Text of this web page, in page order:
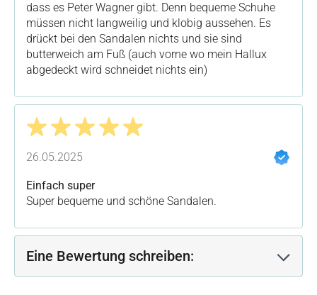
dass es Peter Wagner gibt. Denn bequeme Schuhe
müssen nicht langweilig und klobig aussehen. Es
drückt bei den Sandalen nichts und sie sind
butterweich am Fuß (auch vorne wo mein Hallux
abgedeckt wird schneidet nichts ein)
Bewertung mit 5 von 5 Sternen
26.05.2025
Einfach super
Super bequeme und schöne Sandalen.
Eine Bewertung schreiben: